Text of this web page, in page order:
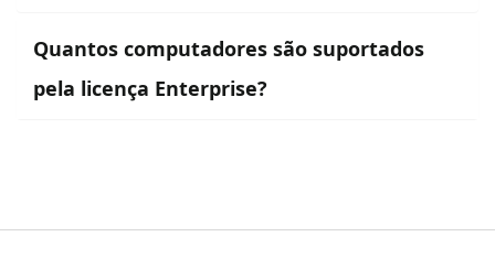
Quantos computadores são suportados
pela licença Enterprise?